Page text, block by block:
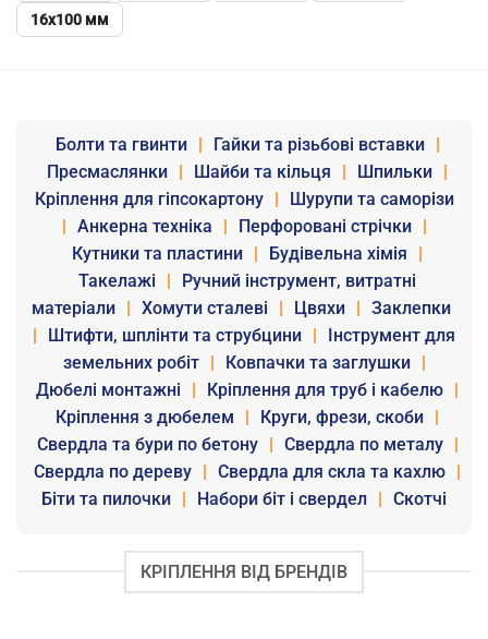
16х100 мм
Болти та гвинти | Гайки та різьбові вставки
|
Пресмаслянки | Шайби та кільця | Шпильки |
Кріплення для гіпсокартону
|
Шурупи та саморізи
| Анкерна техніка | Перфоровані стрічки
|
Кутники та пластини | Будівельна хімія
|
Такелажі
|
Ручний інструмент, витратні
матеріали
| Хомути сталеві | Цвяхи | Заклепки
|
Штифти, шплінти та струбцини |
Інструмент для
земельних робіт
| Ковпачки та заглушки
|
Дюбелі монтажні
| Кріплення для труб і кабелю |
Кріплення з дюбелем
| Круги, фрези, скоби |
Свердла та бури по бетону
| Свердла по металу
|
Свердла по дереву | Свердла для скла та кахлю |
Біти та пилочки | Набори біт і свердел | Скотчі
КРІПЛЕННЯ ВІД БРЕНДІВ